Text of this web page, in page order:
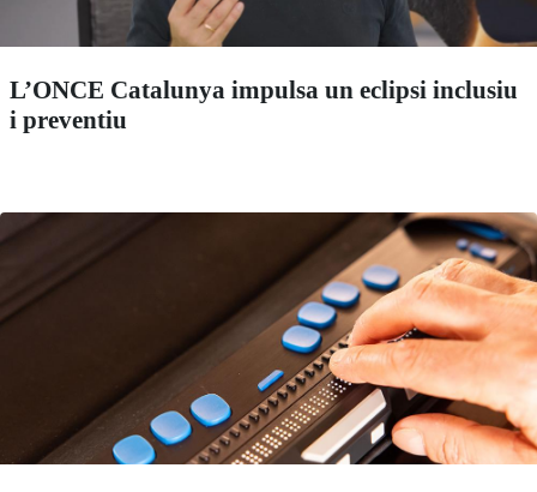
L’ONCE Catalunya impulsa un eclipsi inclusiu
i preventiu